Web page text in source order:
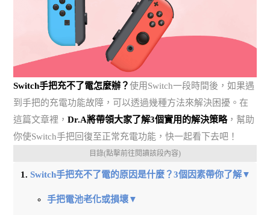
Switch手把充不了電怎麼辦？使用Switch一段時間後，如果遇
到手把的充電功能故障，可以透過幾種方法來解決困擾。在
這篇文章裡，Dr.A將帶領大家了解3個實用的解決策略，幫助
你使Switch手把回復至正常充電功能，快一起看下去吧！
目錄(點擊前往閱讀該段內容)
Switch手把充不了電的原因是什麼？3個因素帶你了解▼
手把電池老化或損壞▼